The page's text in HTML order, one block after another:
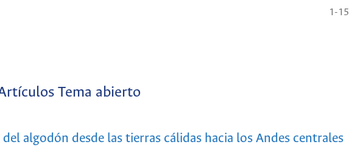
1-15
Tema abierto
algodón desde las tierras cálidas hacia los Andes centrales